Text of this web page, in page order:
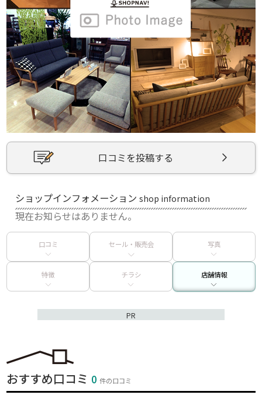
口コミを投稿する
ショップインフォメーションshop information
現在お知らせはありません。
口コミ セール・販売会 写真
特徴 チラシ 店舗情報
PR
おすすめ口コミ 0件の口コミ